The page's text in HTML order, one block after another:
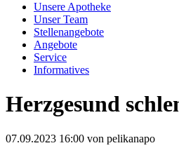
Unsere Apotheke
Unser Team
Stellenangebote
Angebote
Service
Informatives
Herzgesund
07.09.2023 16:00 von pelikanapo